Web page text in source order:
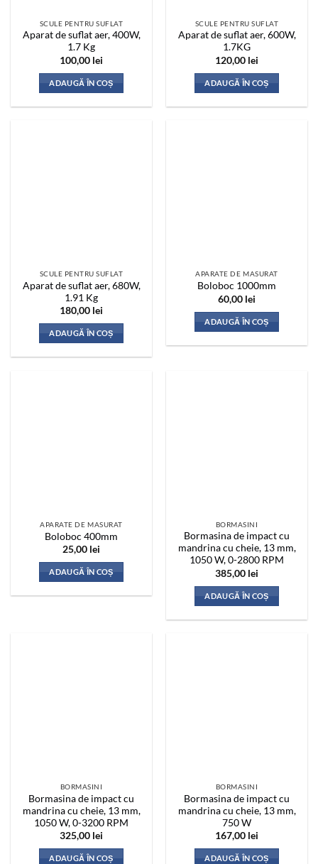
SCULE PENTRU SUFLAT
Aparat de suflat aer, 400W,
1.7 Kg
100,00 lei
ADAUGĂ ÎN COȘ
SCULE PENTRU SUFLAT
Aparat de suflat aer, 600W,
1.7KG
120,00 lei
ADAUGĂ ÎN COȘ
SCULE PENTRU SUFLAT
Aparat de suflat aer, 680W,
1.91 Kg
180,00 lei
ADAUGĂ ÎN COȘ
APARATE DE MASURAT
Boloboc 1000mm
60,00 lei
ADAUGĂ ÎN COȘ
APARATE DE MASURAT
Boloboc 400mm
25,00 lei
ADAUGĂ ÎN COȘ
BORMASINI
Bormasina de impact cu
mandrina cu cheie, 13 mm,
1050 W, 0-2800 RPM
385,00 lei
ADAUGĂ ÎN COȘ
BORMASINI
Bormasina de impact cu
mandrina cu cheie, 13 mm,
1050 W, 0-3200 RPM
325,00 lei
ADAUGĂ ÎN COȘ
BORMASINI
Bormasina de impact cu
mandrina cu cheie, 13 mm,
750 W
167,00 lei
ADAUGĂ ÎN COȘ